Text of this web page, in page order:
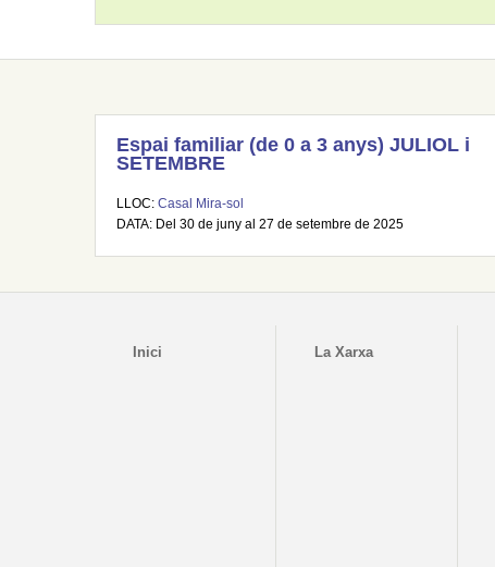
Espai familiar (de 0 a 3 anys) JULIOL i
SETEMBRE
LLOC: Casal Mira-sol
DATA: Del 30 de juny al 27 de setembre de 2025
Inici La Xarxa